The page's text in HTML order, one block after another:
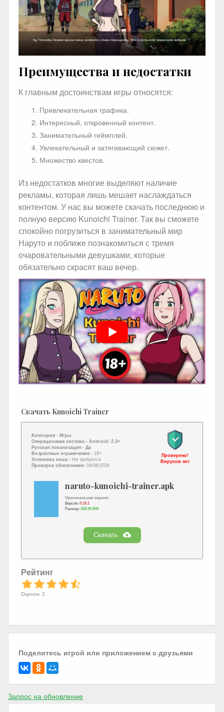
Преимущества и недостатки
К главным достоинствам игры относятся:
Привлекательная графика.
Интересный, откровенный контент.
Занимательный геймплей.
Увлекательный и затягивающий сюжет.
Множество квестов.
Из недостатков многие выделяют наличие
рекламы, которая лишь мешает наслаждаться
контентом. У нас вы можете скачать последнюю и
полную версию Kunoichi Trainer. Так вы сможете
спокойно погрузиться в занимательный мир
Наруто и поближе познакомиться с тремя
очаровательными девушками, которые
обязательно скрасят ваш вечер.
Скачать Kunoichi Trainer
Категория - Игры
Операционная система - Android: 2.3+
Русская локализация - Да
Возрастные ограничения - 18+
Установка кеша - Не требуется
Проверка обновления: 04/08/2026
Проверено!
Вирусов нет
naruto-kunoichi-trainer.apk
Оригинальная версия
Версия: 0.19.1
Размер: 258.93 MB
Скачать
Рейтинг
Оценок: 2
Поделитесь игрой или приложением с друзьями
Запрос на обновление